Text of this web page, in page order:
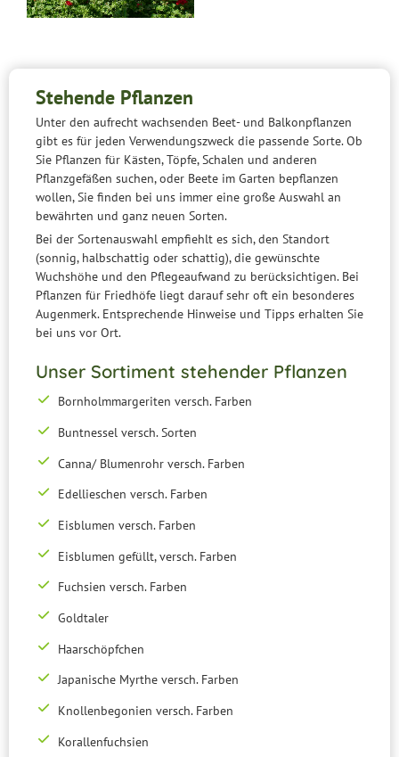
Stehende Pflanzen
Unter den aufrecht wachsenden Beet- und Balkonpflanzen
gibt es für jeden Verwendungszweck die passende Sorte. Ob
Sie Pflanzen für Kästen, Töpfe, Schalen und anderen
Pflanzgefäßen suchen, oder Beete im Garten bepflanzen
wollen, Sie finden bei uns immer eine große Auswahl an
bewährten und ganz neuen Sorten.
Bei der Sortenauswahl empfiehlt es sich, den Standort
(sonnig, halbschattig oder schattig), die gewünschte
Wuchshöhe und den Pflegeaufwand zu berücksichtigen. Bei
Pflanzen für Friedhöfe liegt darauf sehr oft ein besonderes
Augenmerk. Entsprechende Hinweise und Tipps erhalten Sie
bei uns vor Ort.
Unser Sortiment stehender Pflanzen
Bornholmmargeriten versch. Farben
Buntnessel versch. Sorten
Canna/ Blumenrohr versch. Farben
Edellieschen versch. Farben
Eisblumen versch. Farben
Eisblumen gefüllt, versch. Farben
Fuchsien versch. Farben
Goldtaler
Haarschöpfchen
Japanische Myrthe versch. Farben
Knollenbegonien versch. Farben
Korallenfuchsien